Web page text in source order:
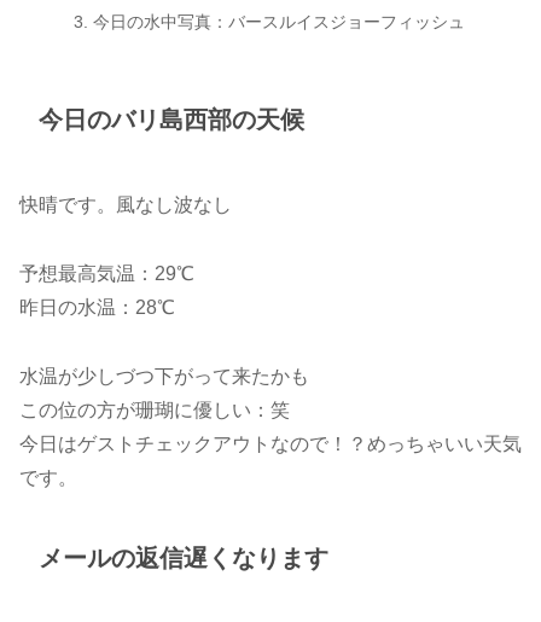
今日の水中写真：バースルイスジョーフィッシュ
今日のバリ島西部の天候
快晴です。風なし波なし
予想最高気温：29℃
昨日の水温：28℃
水温が少しづつ下がって来たかも
この位の方が珊瑚に優しい：笑
今日はゲストチェックアウトなので！？めっちゃいい天気
です。
メールの返信遅くなります